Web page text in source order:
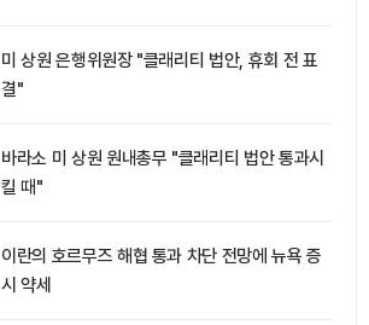
미 상원 은행위원장 "클래리티 법안, 휴회 전 표
결"
바라소 미 상원 원내총무 "클래리티 법안 통과시
킬 때"
이란의 호르무즈 해협 통과 차단 전망에 뉴욕 증
시 약세